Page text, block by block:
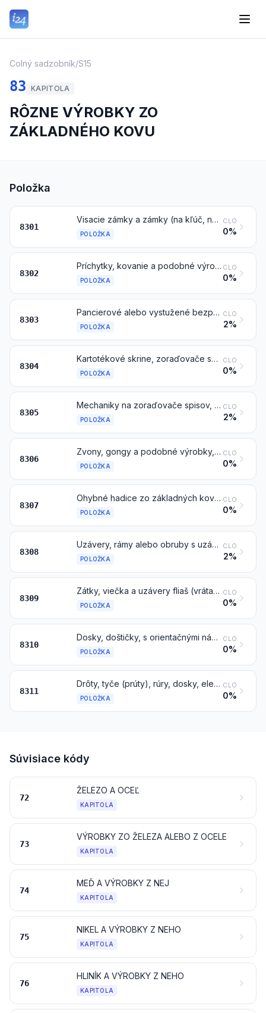
Colný sadzobník/S15
83 KAPITOLA
RÔZNE VÝROBKY ZO
ZÁKLADNÉHO KOVU
Položka
8301
Visacie zámky a zámky (na kľúč, na kombináciu alebo elektrické), zo základných kovov; uzávery a uzáverové rámy, so vstavanými zámkami, zo základných kovov; kľúče na všetky druhy vyššie uvedených zámkov, zo základných kovov
POLOŽKA
CLO
0%
8302
Príchytky, kovanie a podobné výrobky, zo základných kovov, vhodné na nábytok, dvere, schodištia, okná, rolety, karosérie, na sedlársky tovar, kufre, truhly alebo puzdrá alebo podobné výrobky; vešiaky a háčiky na odevy, klobúky, konzoly a podobné výrobky, zo základných kovov; riadiace kolieska s príchytkami, zo základných kovov; zariadenia na automatické zatváranie dverí zo základných kovov
POLOŽKA
CLO
0%
8303
Pancierové alebo vystužené bezpečnostné schránky (sejfy), zosilnené skrinky a dvere a depozitné skrinky do trezorov, pokladne alebo schránky na listiny a podobné schránky, zo základných kovov
POLOŽKA
CLO
2%
8304
Kartotékové skrine, zoraďovače spisov, schránky na ukladanie papierov, tácky na odkladanie písacích pier, stojany na pečiatky a podobné vybavenie kancelárií alebo písacích stolov, zo základných kovov, okrem kancelárskeho nábytku položky 9403
POLOŽKA
CLO
0%
8305
Mechaniky na zoraďovače spisov, rýchloviazače alebo dosky s voľnými listami, listové spony, listové sponky, zošívacie drôtiky, štítky na registre a podobný kancelársky tovar, zo základných kovov; zošívacie spinky v pásoch (napríklad na kancelárske potreby, čalúnnické výrobky, baliace potreby), zo základných kovov
POLOŽKA
CLO
2%
8306
Zvony, gongy a podobné výrobky, neelektrické, zo základných kovov; sošky a ostatné ozdobné výrobky, zo základných kovov; rámiky na fotografie, obrazy alebo podobné rámy, zo základných kovov; zrkadlá zo základných kovov
POLOŽKA
CLO
0%
8307
Ohybné hadice zo základných kovov, tiež s príslušenstvom
POLOŽKA
CLO
0%
8308
Uzávery, rámy alebo obruby s uzávermi, pracky, spony, svorky, háčiky, očká a pútka a podobné výrobky, zo základných kovov, druhu používaného na odevy alebo odevné doplnky, obuv, šperky, náramkové hodinky, knihy, plachty, výrobky z usne, cestovné výrobky alebo sedlárske výrobky alebo ostatné celkom dohotovené výrobky; duté nity alebo nity s rozštiepeným driekom, zo základného kovu; perly a flitre, zo základného kovu
POLOŽKA
CLO
2%
8309
Zátky, viečka a uzávery fliaš (vrátane korunkových uzáverov, korunkových čapov so závitom a nalievacích zátok), odtrhovacie kapsle (na uzávery fliaš), vrchnáky so závitom, plomby a ostatné príslušenstvo obalov, zo základných kovov
POLOŽKA
CLO
0%
8310
Dosky, doštičky, s orientačnými nápismi, menovkami, adresami a podobné výrobky, číslice, písmená a ostatné značky, zo základných kovov, iné ako položky 9405
POLOŽKA
CLO
0%
8311
Drôty, tyče (prúty), rúry, dosky, elektródy a podobné výrobky, zo základných kovov alebo z karbidov kovov, potiahnuté alebo plnené rozpúšťadlami alebo tavidlami, druhu používaného na mäkké spájkovanie, tvrdé spájkovanie, zváranie alebo na nanášanie kovov alebo karbidov kovov; drôty a tyče (prúty), z aglomerovaného prášku zo základných kovov, používané na pokovovanie striekaním
POLOŽKA
CLO
0%
Súvisiace kódy
72
ŽELEZO A OCEĽ
KAPITOLA
73
VÝROBKY ZO ŽELEZA ALEBO Z OCELE
KAPITOLA
74
MEĎ A VÝROBKY Z NEJ
KAPITOLA
75
NIKEL A VÝROBKY Z NEHO
KAPITOLA
76
HLINÍK A VÝROBKY Z NEHO
KAPITOLA